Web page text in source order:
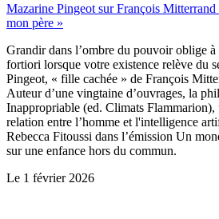
Mazarine Pingeot sur François Mitterrand
mon père »
Grandir dans l’ombre du pouvoir oblige à
fortiori lorsque votre existence relève du
Pingeot, « fille cachée » de François
Auteur d’une vingtaine d’ouvrages, la
Inappropriable (ed. Climats Flammarion),
relation entre l’homme et l'intelligence
Rebecca Fitoussi dans l’émission Un
sur une enfance hors du commun.
Le 1 février 2026